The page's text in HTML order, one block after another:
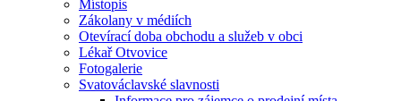
Místopis
Zákolany v médiích
Otevírací doba obchodu a služeb v obci
Lékař Otvovice
Fotogalerie
Svatováclavské slavnosti